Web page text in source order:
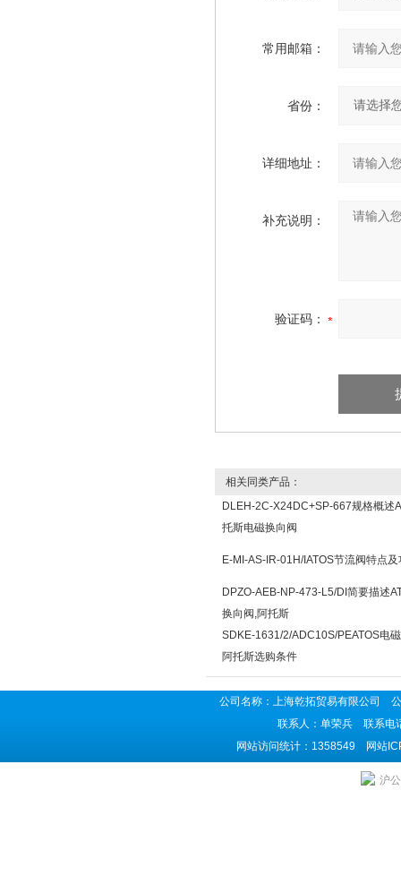
常用邮箱：
省份：
详细地址：
补充说明：
验证码：
相关同类产品：
DLEH-2C-X24DC+SP-667规格概述
托斯电磁换向阀
E-MI-AS-IR-01H/IATOS节流阀特点及
DPZO-AEB-NP-473-L5/DI简要描述
换向阀,阿托斯
SDKE-1631/2/ADC10S/PEATOS电
阿托斯选购条件
公司名称：上海乾拓贸易有限公司
联系人：单荣兵 联系电
网站访问统计：1358549 网站
沪